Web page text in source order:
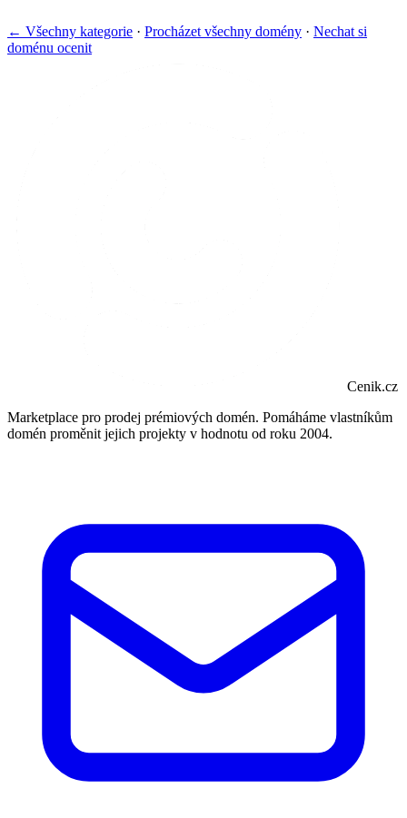
← Všechny kategorie · Procházet všechny domény · Nechat si
doménu ocenit
Cenik.cz
Marketplace pro prodej prémiových domén. Pomáháme vlastníkům
domén proměnit jejich projekty v hodnotu od roku 2004.